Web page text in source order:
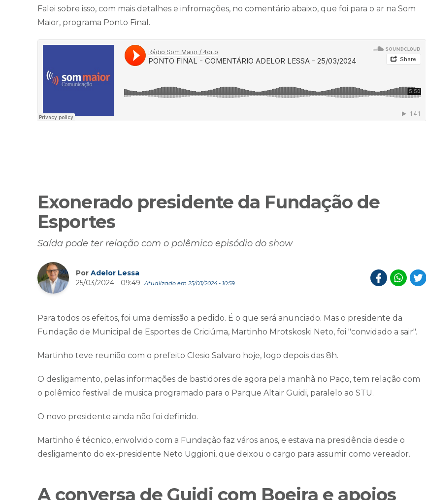
Falei sobre isso, com mais detalhes e infromações, no comentário abaixo, que foi para o ar na Som
Maior, programa Ponto Final.
Exonerado presidente da Fundação de
Esportes
Saída pode ter relação com o polêmico episódio do show
Por Adelor Lessa
25/03/2024 - 09:49
Atualizado em 25/03/2024 - 10:59
Para todos os efeitos, foi uma demissão a pedido. É o que será anunciado. Mas o presidente da
Fundação de Municipal de Esportes de Criciúma, Martinho Mrotskoski Neto, foi "convidado a sair".
Martinho teve reunião com o prefeito Clesio Salvaro hoje, logo depois das 8h.
O desligamento, pelas informações de bastidores de agora pela manhã no Paço, tem relação com
o polêmico festival de musica programado para o Parque Altair Guidi, paralelo ao STU.
O novo presidente ainda não foi definido.
Martinho é técnico, envolvido com a Fundação faz város anos, e estava na presidência desde o
desligamento do ex-presidente Neto Uggioni, que deixou o cargo para assumir como vereador.
A conversa de Guidi com Boeira e apoios